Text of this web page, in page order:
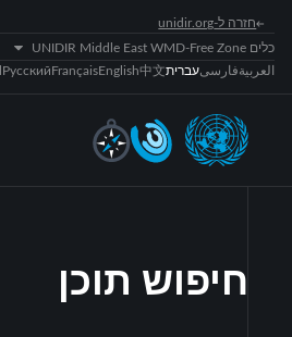
חזרה ל-unidir.org
כלים UNIDIR Middle East WMD-Free Zone
العربيةفارسیעברית中文
English
Français
Русский
חיפוש תוכן